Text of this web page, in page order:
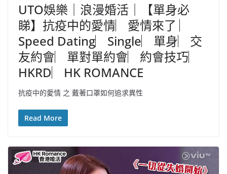
UTO娛樂｜浪漫婚活｜【單身必
睇】抗疫中的愛情︳愛情來了 ︳
Speed Dating︳Single︳單身︳交
友約會︳單對單約會︳約會技巧︳
HKRD︳HK ROMANCE
抗疫中的愛情 之 戴著口罩如何追求異性
Read More